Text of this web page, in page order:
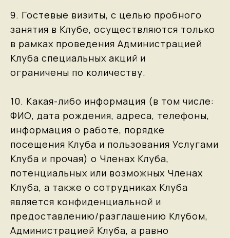
9. Гостевые визиты, с целью пробного
занятия в Клубе, осуществляются только
в рамках проведения Администрацией
Клуба специальных акций и
ограничены по количеству.
10. Какая-либо информация (в том числе:
ФИО, дата рождения, адреса, телефоны,
информация о работе, порядке
посещения Клуба и пользования Услугами
Клуба и прочая) о Членах Клуба,
потенциальных или возможных Членах
Клуба, а также о сотрудниках Клуба
является конфиденциальной и
предоставлению/разглашению Клубом,
Администрацией Клуба, а равно